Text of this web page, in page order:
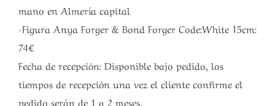
mano en Almería capital
-Figura Anya Forger & Bond Forger Code:White 15cm:
74€
Fecha de recepción: Disponible bajo pedido, los
tiempos de recepción una vez el cliente confirme el
pedido serán de 1 a 2 meses.